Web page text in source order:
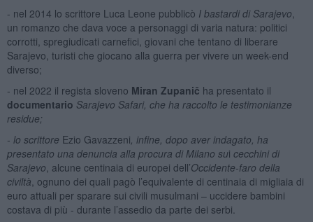
- nel 2014 lo scrittore Luca Leone pubblicò I bastardi di Sarajevo
un romanzo che dava voce a personaggi di varia natura: politici
corrotti, spregiudicati carnefici, giovani che tentano di liberare
Sarajevo, turisti che giocano alla guerra per vivere un week-end
diverso;
- nel 2022 il regista sloveno Miran Zupanič ha presentato il
documentario Sarajevo Safari, che ha raccolto le testimonianze
residue;
- lo scrittore Ezio Gavazzeni , infine, dopo aver indagato, ha
presentato una denuncia alla procura di Milano sui cecchini di
Sarajevo , alcune centinaia di europei dell’Occidente-faro della
civiltà , ognuno dei quali pagò l’equivalente di centinaia di migliaia di
euro attuali per sparare sui civili musulmani – uccidere bambini
costava di più - durante l’assedio da parte dei serbi.